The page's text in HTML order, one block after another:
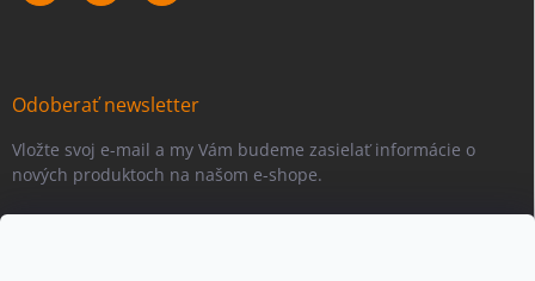
Odoberať newsletter
Vložte svoj e-mail a my Vám budeme zasielať informácie o
nových produktoch na našom e-shope.